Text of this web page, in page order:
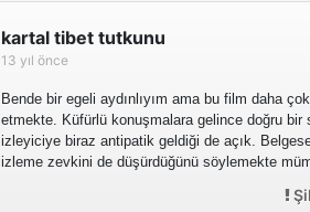
kartal tibet tutkunu
13 yıl önce
Bende bir egeli aydınlıyım ama bu film daha
etmekte. Küfürlü konuşmalara gelince doğru bir
izleyiciye biraz antipatik geldiği de açık.
izleme zevkini de düşürdüğünü söylemekte